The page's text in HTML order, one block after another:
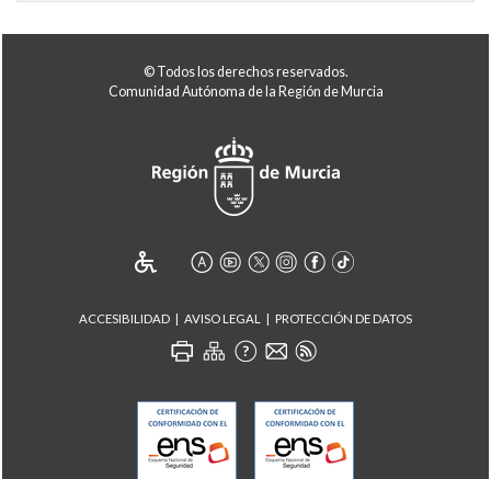
© Todos los derechos reservados.
Comunidad Autónoma de la Región de Murcia
ACCESIBILIDAD AVISO LEGAL PROTECCIÓN DE DATOS